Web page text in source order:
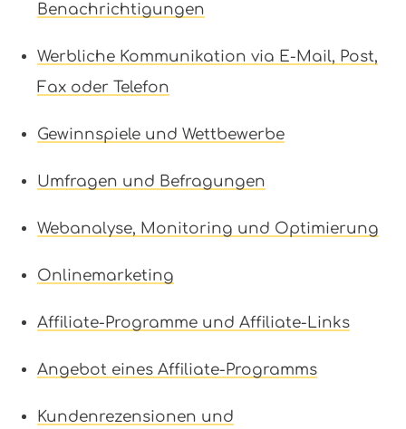
Benachrichtigungen
Werbliche Kommunikation via E-Mail, Post,
Fax oder Telefon
Gewinnspiele und Wettbewerbe
Umfragen und Befragungen
Webanalyse, Monitoring und Optimierung
Onlinemarketing
Affiliate-Programme und Affiliate-Links
Angebot eines Affiliate-Programms
Kundenrezensionen und